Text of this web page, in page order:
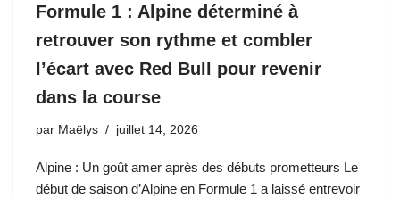
Formule 1 : Alpine déterminé à
retrouver son rythme et combler
l’écart avec Red Bull pour revenir
dans la course
par Maëlys juillet 14, 2026
Alpine : Un goût amer après des débuts prometteurs Le
début de saison d’Alpine en Formule 1 a laissé entrevoir